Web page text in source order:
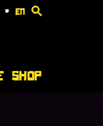
* en
Shop